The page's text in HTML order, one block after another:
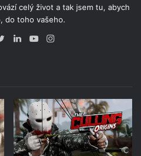
celý život a tak jsem tu, abych
do toho vašeho.
TwitterLinkedInYouTube